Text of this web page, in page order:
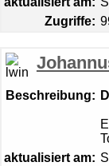
Zugriffe:
Beschreibung:
aktualisiert am: